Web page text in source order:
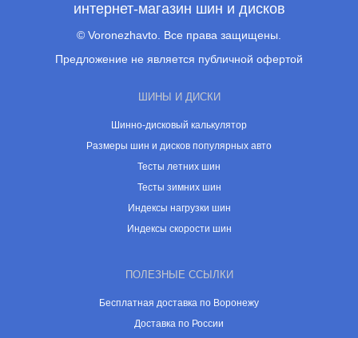
интернет-магазин шин и дисков
© Voronezhavto. Все права защищены.
Предложение не является публичной офертой
ШИНЫ И ДИСКИ
Шинно-дисковый калькулятор
Размеры шин и дисков популярных авто
Тесты летних шин
Тесты зимних шин
Индексы нагрузки шин
Индексы скорости шин
ПОЛЕЗНЫЕ ССЫЛКИ
Бесплатная доставка по Воронежу
Доставка по России